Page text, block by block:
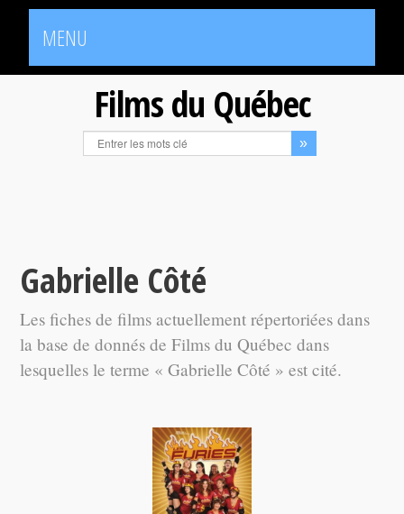
MENU
Films du Québec
Gabrielle Côté
Les fiches de films actuellement répertoriées dans
la base de donnés de Films du Québec dans
lesquelles le terme « Gabrielle Côté » est cité.